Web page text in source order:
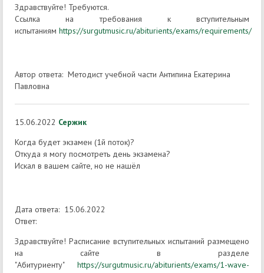
Здравствуйте! Требуются.
Ссылка на требования к вступительным
испытаниям https://surgutmusic.ru/abiturients/exams/requirements/
Автор ответа: Методист учебной части Антипина Екатерина
Павловна
15.06.2022 Сержик
Когда будет экзамен (1й поток)?
Откуда я могу посмотреть день экзамена?
Искал в вашем сайте, но не нашёл
Дата ответа: 15.06.2022
Ответ:
Здравствуйте! Расписание вступительных испытаний размещено
на сайте в разделе
"Абитуриенту" https://surgutmusic.ru/abiturients/exams/1-wave-